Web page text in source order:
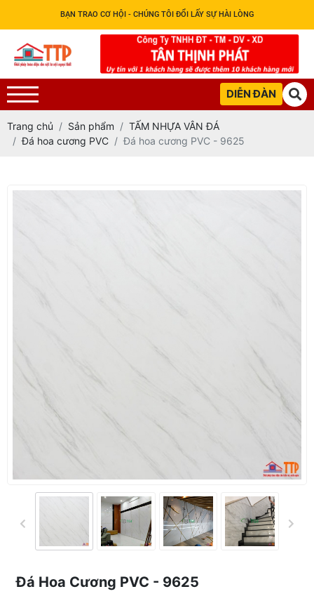
BẠN TRAO CƠ HỘI - CHÚNG TÔI ĐỔI LẤY SỰ HÀI LÒNG
DIỄN ĐÀN
Trang chủ Sản phẩm
TẤM NHỰA VÂN ĐÁ
Đá hoa cương PVC
Đá hoa cương PVC - 9625
Đá Hoa Cương PVC - 9625